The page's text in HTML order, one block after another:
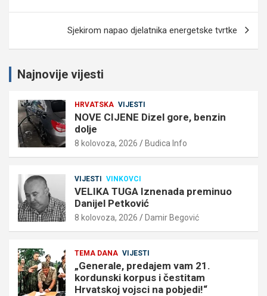
Sjekirom napao djelatnika energetske tvrtke
Najnovije vijesti
HRVATSKA VIJESTI
NOVE CIJENE Dizel gore, benzin
dolje
8 kolovoza, 2026 Budica Info
VIJESTI VINKOVCI
VELIKA TUGA Iznenada preminuo
Danijel Petković
8 kolovoza, 2026 Damir Begović
TEMA DANA VIJESTI
„Generale, predajem vam 21.
kordunski korpus i čestitam
Hrvatskoj vojsci na pobjedi!“